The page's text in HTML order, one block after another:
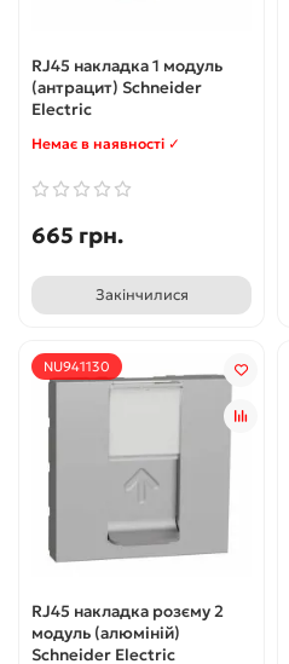
RJ45 накладка 1 модуль
(антрацит) Schneider
Electric
Немає в наявності ✓
665 грн.
Закінчилися
NU941130
RJ45 накладка розєму 2
модуль (алюміній)
Schneider Electric